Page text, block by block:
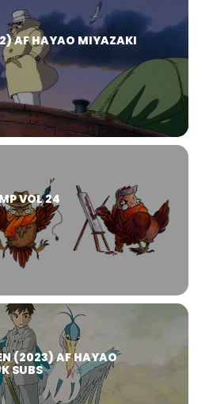
AF HAYAO MIYAZAKI
VOL 24
(2023) AF HAYAO
SUBS